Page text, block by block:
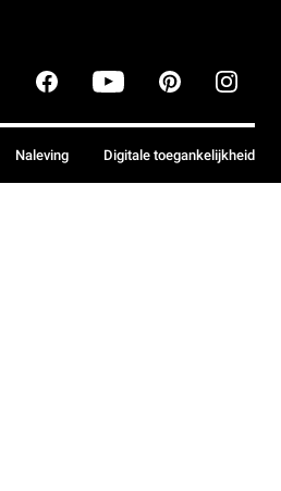
Naleving Digitale toegankelijkheid